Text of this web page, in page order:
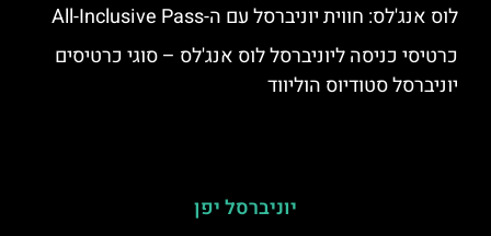
לוס אנג'לס: חווית יוניברסל עם ה-All-Inclusive Pass
כרטיסי כניסה ליוניברסל לוס אנג'לס – סוגי כרטיסים
יוניברסל סטודיוס הוליווד
יוניברסל יפן